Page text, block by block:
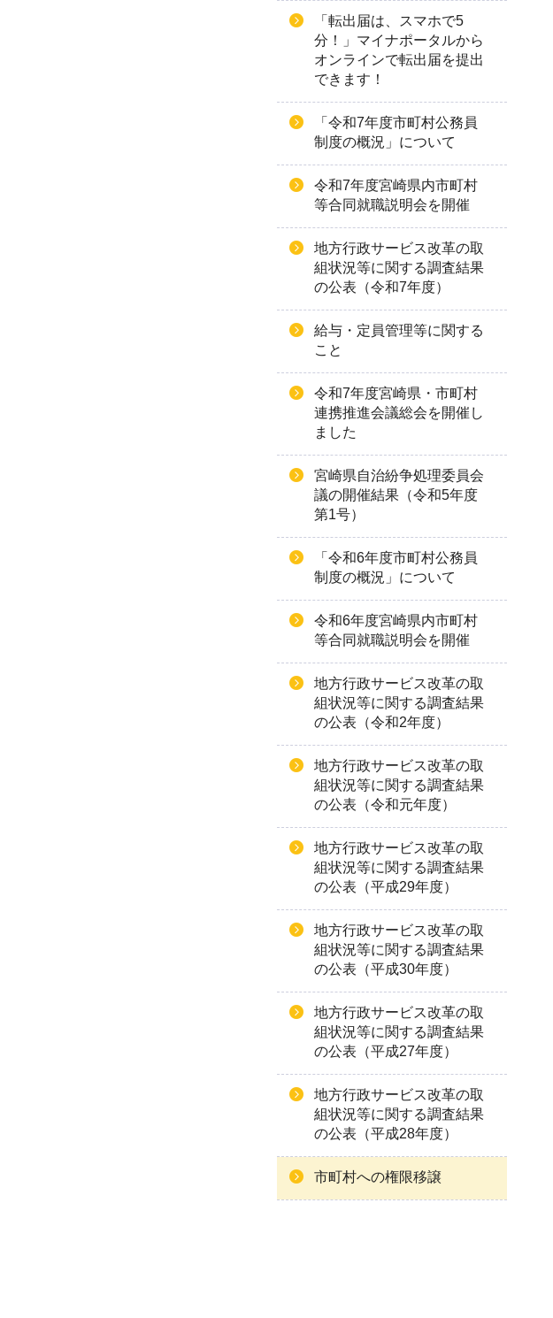
「転出届は、スマホで5
分！」マイナポータルから
オンラインで転出届を提出
できます！
「令和7年度市町村公務員
制度の概況」について
令和7年度宮崎県内市町村
等合同就職説明会を開催
地方行政サービス改革の取
組状況等に関する調査結果
の公表（令和7年度）
給与・定員管理等に関する
こと
令和7年度宮崎県・市町村
連携推進会議総会を開催し
ました
宮崎県自治紛争処理委員会
議の開催結果（令和5年度
第1号）
「令和6年度市町村公務員
制度の概況」について
令和6年度宮崎県内市町村
等合同就職説明会を開催
地方行政サービス改革の取
組状況等に関する調査結果
の公表（令和2年度）
地方行政サービス改革の取
組状況等に関する調査結果
の公表（令和元年度）
地方行政サービス改革の取
組状況等に関する調査結果
の公表（平成29年度）
地方行政サービス改革の取
組状況等に関する調査結果
の公表（平成30年度）
地方行政サービス改革の取
組状況等に関する調査結果
の公表（平成27年度）
地方行政サービス改革の取
組状況等に関する調査結果
の公表（平成28年度）
市町村への権限移譲